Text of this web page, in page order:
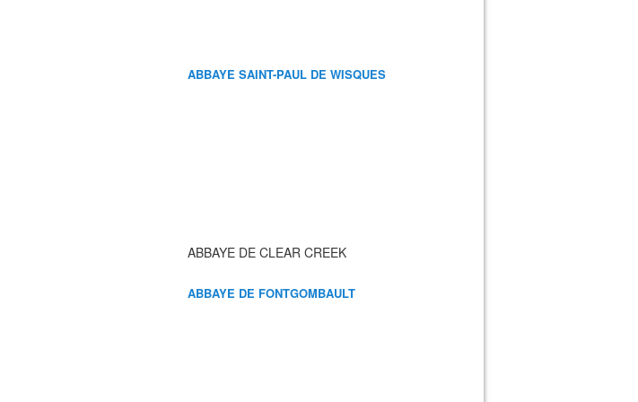
ABBAYE SAINT-PAUL DE WISQUES
ABBAYE DE CLEAR CREEK
ABBAYE DE FONTGOMBAULT